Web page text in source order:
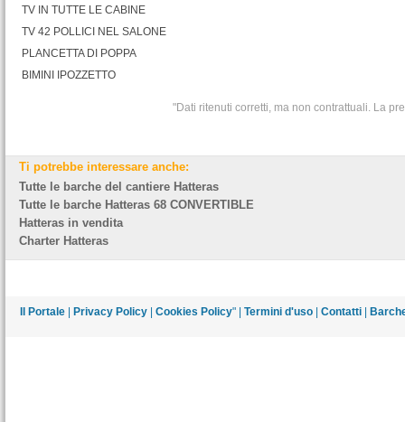
TV IN TUTTE LE CABINE
TV 42 POLLICI NEL SALONE
PLANCETTA DI POPPA
BIMINI IPOZZETTO
"Dati ritenuti corretti, ma non contrattuali. La
Ti potrebbe interessare anche:
Tutte le barche del cantiere Hatteras
Tutte le barche Hatteras 68 CONVERTIBLE
Hatteras in vendita
Charter Hatteras
Il Portale| Privacy Policy| Cookies Policy" | Termini d'uso| Contatti|